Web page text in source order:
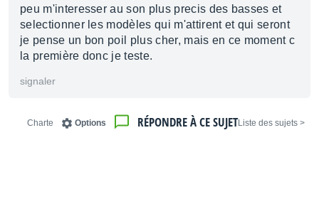
peu m'interesser au son plus precis des basses et
selectionner les modèles qui m'attirent et qui seront
je pense un bon poil plus cher, mais en ce moment c
la première donc je teste.
signaler
< Liste des sujets
RÉPONDRE À CE SUJET
Options
Charte